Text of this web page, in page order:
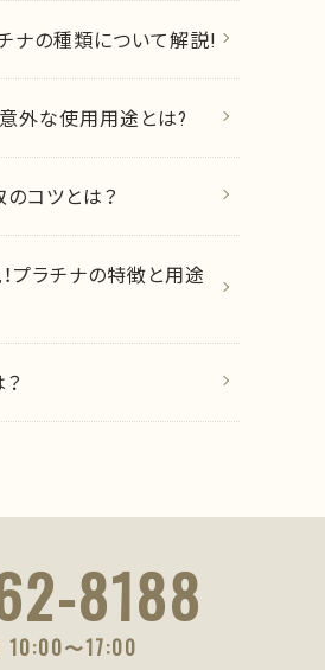
ナの種類について解説!
外な使用用途とは?
コツとは？
プラチナの特徴と用途
8188
10:00〜17:00